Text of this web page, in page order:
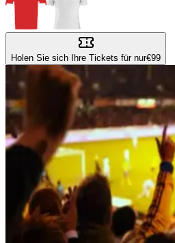
Holen Sie sich Ihre Tickets für nur€99